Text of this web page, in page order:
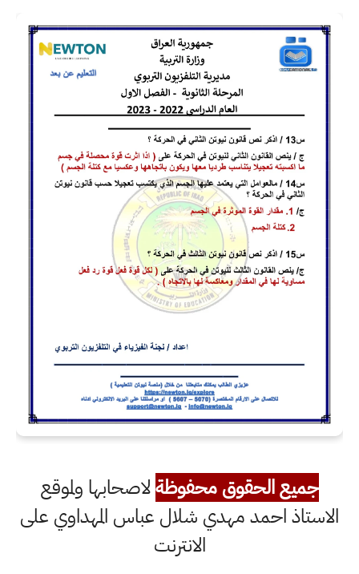
جميع الحقوق محفوظةلاصحابها ولموقع
الاستاذ احمد مهدي شلال عباس المهداوي على
الانترنت